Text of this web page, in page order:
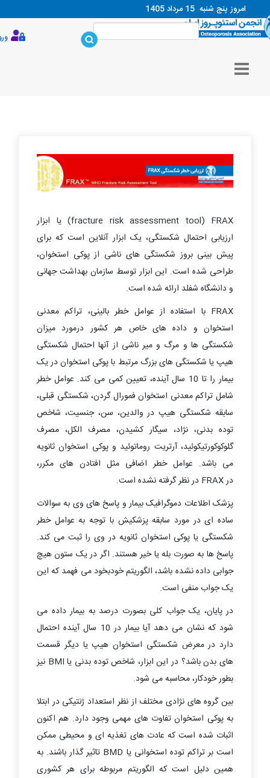
امروز پنج شنبه 15 مرداد 1405
ورود
FRAX
(
fracture risk assessment tool) یا ابزار
ارزیابی احتمال شکستگی، یک ابزار آنلاین است که برای
پیش بینی بروز شکستگی های ناشی از پوکی استخوان،
طراحی شده است. این ابزار توسط سازمان بهداشت جهانی
و دانشگاه شفلد ارائه شده است.
FRAXبا استفاده از عوامل خطر بالینی، تراکم معدنی
استخوان و داده های خاص هر کشور درمورد میزان
شکستگی ها و مرگ و میر ناشی از آنها احتمال شکستگی
هیپ یا شکستگی های بزرگ مرتبط با پوکی استخوان در یک
بیمار را تا 10 سال آینده، تعیین کمی می کند. عوامل خطر
شامل تراکم معدنی استخوان فمورال گردن، شکستگی قبلی،
سابقه شکستگی هیپ در والدین، سن، جنسیت، شاخص
توده بدنی، نژاد، سیگار کشیدن، مصرف الکل، مصرف
گلوکوکورتیکوئید، آرتریت روماتوئید و پوکی استخوان ثانویه
می باشد. عوامل خطر اضافی مثل افتادن های مکرر،
درFRAXدر نظر گرفته نشده است.
پزشک اطلاعات دموگرافیک بیمار و پاسخ های وی به سوالات
ساده ای در مورد سابقه پزشکیش با توجه به عوامل خطر
شکستگی یا پوکی استخوان ثانویه در وی را ثبت می کند.
پاسخ ها به صورت بله یا خیر هستند. اگر در یک ستون هیچ
جوابی داده نشده باشد، الگوریتم خودبخود می فهمد که این
یک جواب منفی است.
در پایان، یک جواب کلی بصورت درصد به بیمار داده می
شود که نشان می دهد آیا بیمار در 10 سال آینده احتمال
دارد در معرض شکستگی استخوان هیپ یا دیگر قسمت
های بدن باشد؟ در این ابزار، شاخص توده بدنی یا BMIنیز
بطور خودکار، محاسبه می شود.
بین گروه های نژادی مختلف از نظر استعداد ژنتیکی در ابتلا
به پوکی استخوان تفاوت های مهمی وجود دارد. هم اکنون
اثبات شده است که عادت های تغذیه ای و محیطی ممکن
است بر تراکم توده استخوانی یا BMDتاثیر گذار باشند. به
همین دلیل است که الگوریتم مربوطه برای هر کشوری